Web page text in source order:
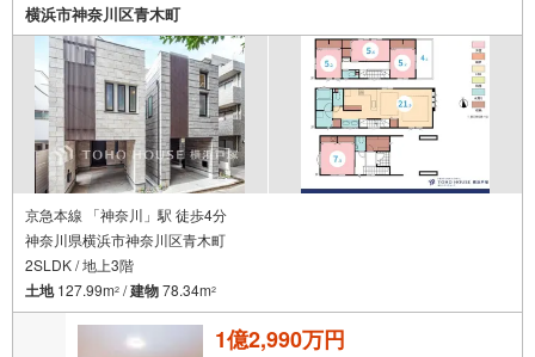
業スタッフよりお伝えさせて頂きます。なんでもお気軽に
お申し付けくださいませ。
横浜市神奈川区青木町
京急本線 「神奈川」駅 徒歩4分
神奈川県横浜市神奈川区青木町
2SLDK / 地上3階
土地127.99m2 /建物78.34m2
1億2,990万円